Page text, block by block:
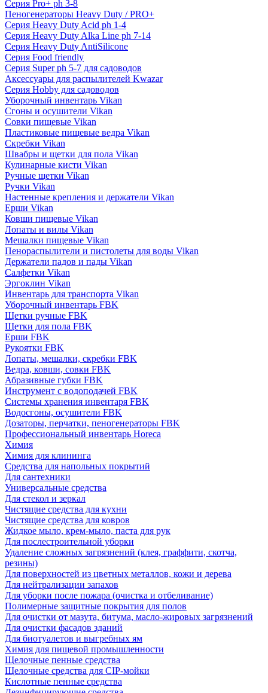
Серия Pro+ ph 3-8
Пеногенераторы Heavy Duty / PRO+
Серия Heavy Duty Acid ph 1-4
Серия Heavy Duty Alka Line ph 7-14
Серия Heavy Duty AntiSilicone
Серия Food friendly
Серия Super ph 5-7 для садоводов
Аксессуары для распылителей Kwazar
Серия Hobby для садоводов
Уборочный инвентарь Vikan
Сгоны и осушители Vikan
Совки пищевые Vikan
Пластиковые пищевые ведра Vikan
Скребки Vikan
Швабры и щетки для пола Vikan
Кулинарные кисти Vikan
Ручные щетки Vikan
Ручки Vikan
Настенные крепления и держатели Vikan
Ерши Vikan
Ковши пищевые Vikan
Лопаты и вилы Vikan
Мешалки пищевые Vikan
Пенораспылители и пистолеты для воды Vikan
Держатели падов и пады Vikan
Салфетки Vikan
Эргоклин Vikan
Инвентарь для транспорта Vikan
Уборочный инвентарь FBK
Щетки ручные FBK
Щетки для пола FBK
Ерши FBK
Рукоятки FBK
Лопаты, мешалки, скребки FBK
Ведра, ковши, совки FBK
Абразивные губки FBK
Инструмент с водоподачей FBK
Системы хранения инвентаря FBK
Водосгоны, осушители FBK
Дозаторы, перчатки, пеногенераторы FBK
Профессиональный инвентарь Horeca
Химия
Химия для клининга
Средства для напольных покрытий
Для сантехники
Универсальные средства
Для стекол и зеркал
Чистящие средства для кухни
Чистящие средства для ковров
Жидкое мыло, крем-мыло, паста для рук
Для послестроительной уборки
Удаление сложных загрязнений (клея, граффити, скотча,
резины)
Для поверхностей из цветных металлов, кожи и дерева
Для нейтрализации запахов
Для уборки после пожара (очистка и отбеливание)
Полимерные защитные покрытия для полов
Для очистки от мазута, битума, масло-жировых загрязнений
Для очистки фасадов зданий
Для биотуалетов и выгребных ям
Химия для пищевой промышленности
Щелочные пенные средства
Щелочные средства для CIP-мойки
Кислотные пенные средства